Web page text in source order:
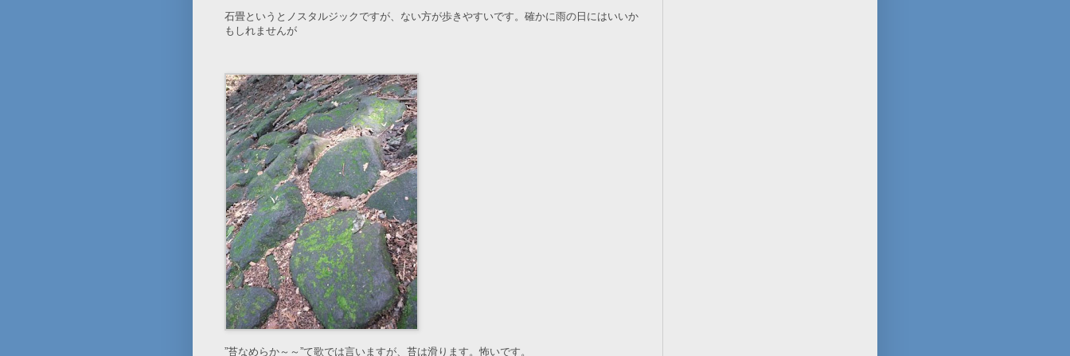
石畳というとノスタルジックですが、ない方が歩きやすいです。確かに雨の日にはいいか
もしれませんが
”苔なめらか～～”て歌では言いますが、苔は滑ります。怖いです。